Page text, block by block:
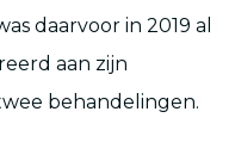
daarvoor in 2019 al
aan zijn
behandelingen.